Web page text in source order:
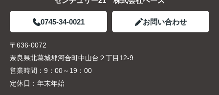
0745-34-0021 お問い合わせ
〒636-0072
奈良県北葛城郡河合町中山台２丁目12-9
営業時間： 9：00～19：00
定休日： 年末年始